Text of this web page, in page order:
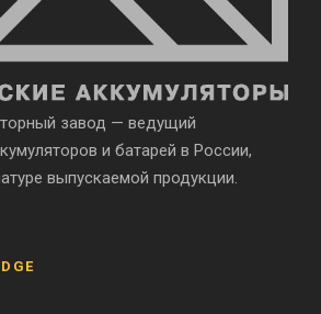
завод — ведущий
и батарей в России,
выпускаемой продукции.